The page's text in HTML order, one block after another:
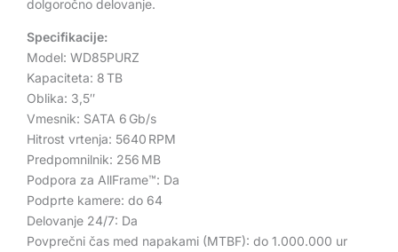
dolgoročno delovanje.
Specifikacije:
Model: WD85PURZ
Kapaciteta: 8 TB
Oblika: 3,5″
Vmesnik: SATA 6 Gb/s
Hitrost vrtenja: 5640 RPM
Predpomnilnik: 256 MB
Podpora za AllFrame™: Da
Podprte kamere: do 64
Delovanje 24/7: Da
Povprečni čas med napakami (MTBF): do 1.000.000 ur